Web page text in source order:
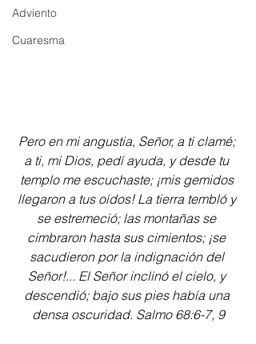
Adviento
Cuaresma
Pero en mi angustia, Señor, a ti clamé;
a ti, mi Dios, pedí ayuda, y desde tu
templo me escuchaste; ¡mis gemidos
llegaron a tus oídos! La tierra tembló y
se estremeció; las montañas se
cimbraron hasta sus cimientos; ¡se
sacudieron por la indignación del
Señor!... El Señor inclinó el cielo, y
descendió; bajo sus pies había una
densa oscuridad. Salmo 68:6-7, 9